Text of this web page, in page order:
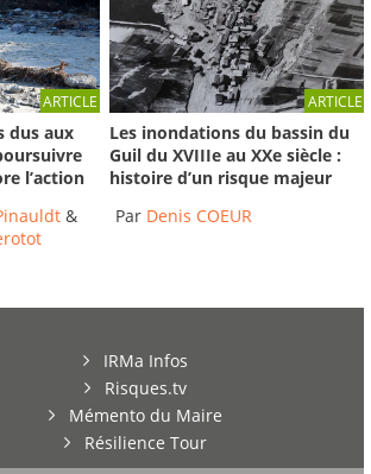
ARTICLE
dus aux
l’action
&
ARTICLE
Les inondations du bassin du
Guil du XVIIIe au XXe siècle :
histoire d’un risque majeur
Par Denis COEUR
IRMa Infos
Risques.tv
Mémento du Maire
Résilience Tour